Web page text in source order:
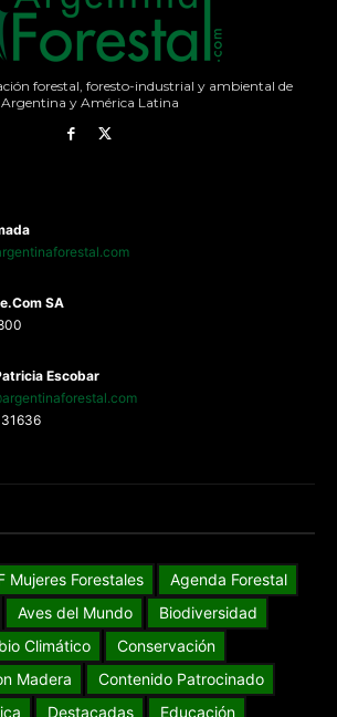
forestal, foresto-industrial y ambiental de
Argentina y América Latina
SA
Escobar
Mujeres Forestales
Agenda Forestal
Aves del Mundo
Biodiversidad
Climático
Conservación
Madera
Contenido Patrocinado
Destacadas
Educación